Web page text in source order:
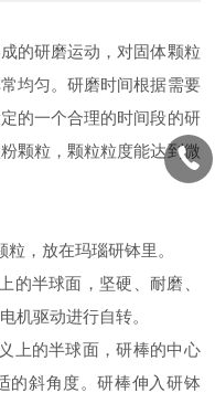
的研磨运动，对固体颗粒
均匀。研磨时间根据需要
的一个合理的时间段的研
颗粒，颗粒粒度能达到微
，放在玛瑙研钵里。
的半球面，坚硬、耐磨、
机驱动进行自转。
上的半球面，研棒的中心
的斜角度。研棒伸入研钵